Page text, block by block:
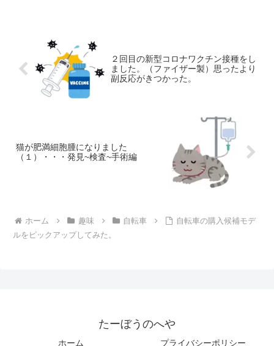
２回目の新型コロナワクチン接種をし
ました。（ファイザー製）思ったより
副反応がきつかった。
猫が肥満細胞腫になりました
（１）・・・発見~検査~手術編
ホーム 趣味 自転車
自転車の購入候補モデ
ルをピックアップしてみた。
たーぼうのへや
ホーム プライバシーポリシー